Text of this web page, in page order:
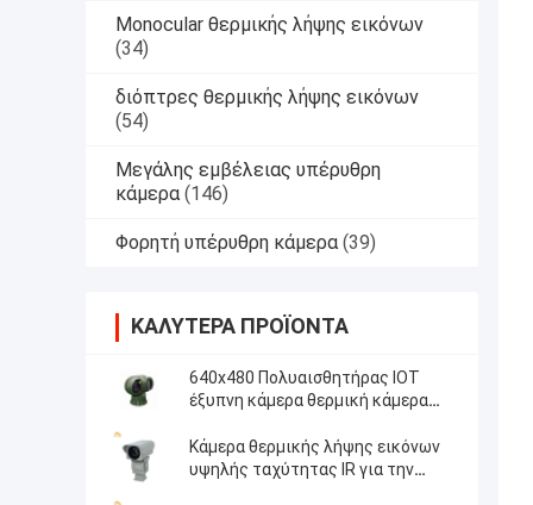
Monocular θερμικής λήψης εικόνων
(34)
διόπτρες θερμικής λήψης εικόνων
(54)
Μεγάλης εμβέλειας υπέρυθρη
κάμερα (146)
Φορητή υπέρυθρη κάμερα (39)
ΚΑΛΎΤΕΡΑ ΠΡΟΪΌΝΤΑ
640x480 Πολυαισθητήρας IOT
έξυπνη κάμερα θερμική κάμερα
παρακολούθηση μεγάλου
βεληνεκούς
Κάμερα θερμικής λήψης εικόνων
υψηλής ταχύτητας IR για την